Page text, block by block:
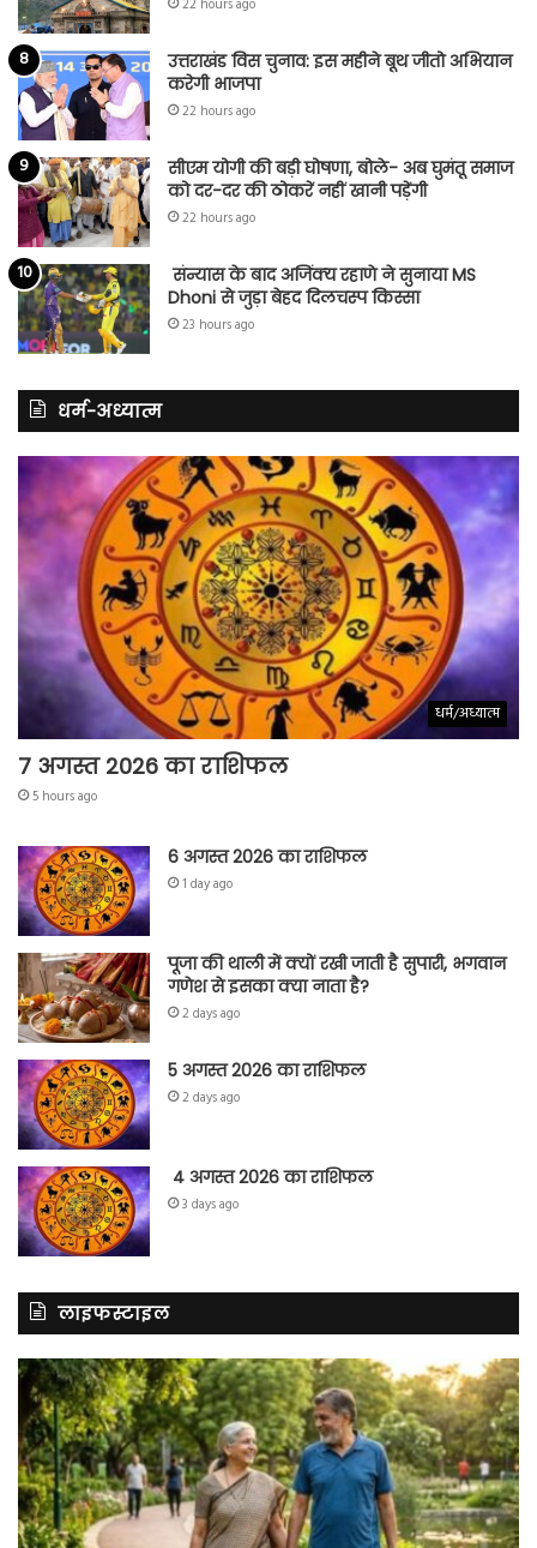
22 hours ago
उत्तराखंड विस चुनाव: इस महीने बूथ जीतो अभियान
करेगी भाजपा
22 hours ago
सीएम योगी की बड़ी घोषणा, बोले- अब घुमंतू समाज
को दर-दर की ठोकरें नहीं खानी पड़ेंगी
22 hours ago
संन्यास के बाद अजिंक्‍य रहाणे ने सुनाया MS
Dhoni से जुड़ा बेहद दिलचस्प किस्सा
23 hours ago
धर्म-अध्यात्म
धर्म/अध्यात्म
7 अगस्त 2026 का राशिफल
5 hours ago
6 अगस्त 2026 का राशिफल
1 day ago
पूजा की थाली में क्यों रखी जाती है सुपारी, भगवान
गणेश से इसका क्या नाता है?
2 days ago
5 अगस्त 2026 का राशिफल
2 days ago
4 अगस्त 2026 का राशिफल
3 days ago
लाइफस्टाइल